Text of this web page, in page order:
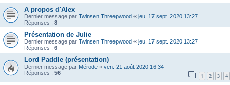
A propos d'Alex
Dernier message par Twinsen Threepwood « jeu. 17 sept. 2020 13:27
Réponses : 8
Présentation de Julie
Dernier message par Twinsen Threepwood « jeu. 17 sept. 2020 13:27
Réponses : 6
Lord Paddle (présentation)
Dernier message par Mérode « ven. 21 août 2020 16:34
Réponses : 56 1 2 3 4